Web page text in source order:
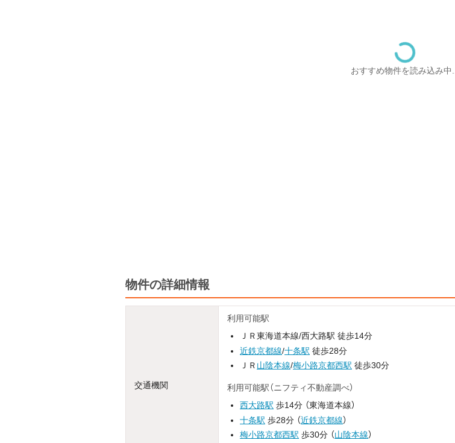
おすすめ物件を読み込み中...
物件の詳細情報
交通機関
利用可能駅
ＪＲ東海道本線/西大路駅 徒歩14分
近鉄京都線/十条駅 徒歩28分
ＪＲ 山陰本線/梅小路京都西駅 徒歩30分
利用可能駅（ニフティ不動産調べ）
西大路駅 歩14分 （東海道本線）
十条駅 歩28分 （近鉄京都線）
梅小路京都西駅 歩30分 （山陰本線）